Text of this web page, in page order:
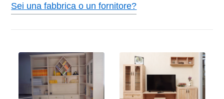
Sei una fabbrica o un fornitore?